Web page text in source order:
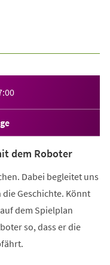
dem Roboter
Dabei begleitet uns
Geschichte. Könnt
dem Spielplan
so, dass er die